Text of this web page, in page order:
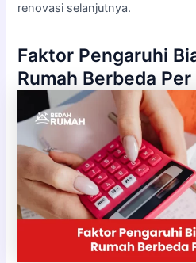
renovasi selanjutnya.
Faktor Pengaruhi
Rumah Berbeda